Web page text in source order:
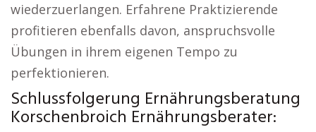
wiederzuerlangen. Erfahrene Praktizierende
profitieren ebenfalls davon, anspruchsvolle
Übungen in ihrem eigenen Tempo zu
perfektionieren.
Schlussfolgerung Ernährungsberatung
Korschenbroich Ernährungsberater: